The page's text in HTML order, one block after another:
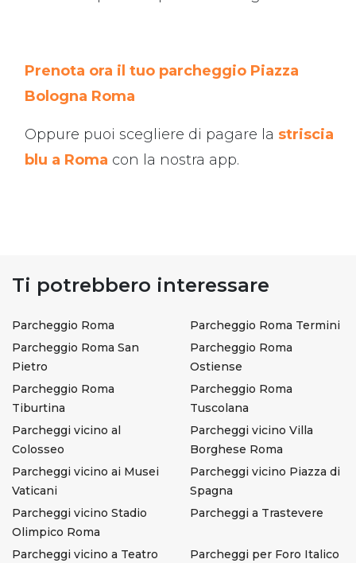
Prenota ora il tuo parcheggio Piazza
Bologna Roma
Oppure puoi scegliere di pagare la striscia
blu a Roma con la nostra app.
Ti potrebbero interessare
Parcheggio Roma
Parcheggio Roma Termini
Parcheggio Roma San
Pietro
Parcheggio Roma
Ostiense
Parcheggio Roma
Tiburtina
Parcheggio Roma
Tuscolana
Parcheggi vicino al
Colosseo
Parcheggi vicino Villa
Borghese Roma
Parcheggi vicino ai Musei
Vaticani
Parcheggi vicino Piazza di
Spagna
Parcheggi vicino Stadio
Olimpico Roma
Parcheggi a Trastevere
Parcheggi vicino a Teatro
Parcheggi per Foro Italico